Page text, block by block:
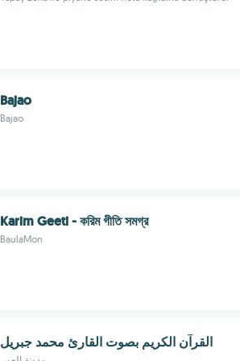
Bajao
Bajao
Karim Geeti - করিম গীতি সমগ্র
BaulaMon
القرآن الكريم بصوت القارئ محمد جبريل